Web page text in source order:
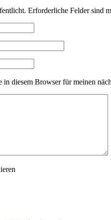
Erforderliche Felder sind
diesem Browser für meinen